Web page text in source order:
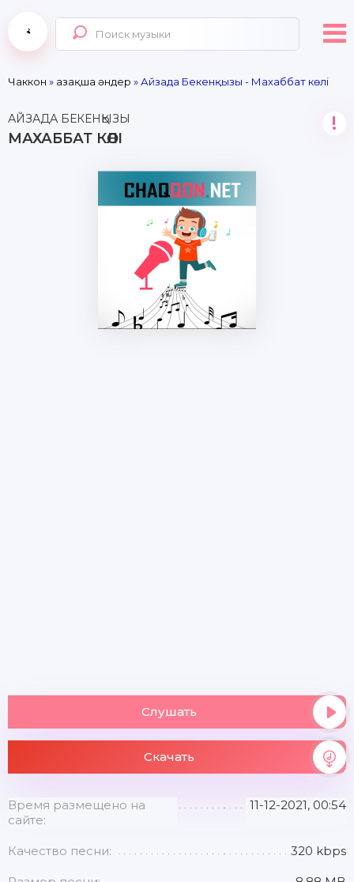
Чаккон » Қазақша әндер » Айзада Бекенқызы - Махаббат көлі
АЙЗАДА БЕКЕНҚЫЗЫ
МАХАББАТ КӨЛІ
!
Слушать
Скачать
Время размещено на
сайте:
11-12-2021, 00:54
Качество песни: 320 kbps